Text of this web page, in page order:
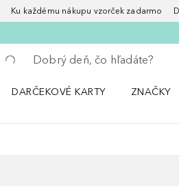
Ku každému nákupu vzorček zadarmo
Choď späť
Vykonajte vyhľadávanie
DARČEKOVÉ KARTY
ZNAČKY